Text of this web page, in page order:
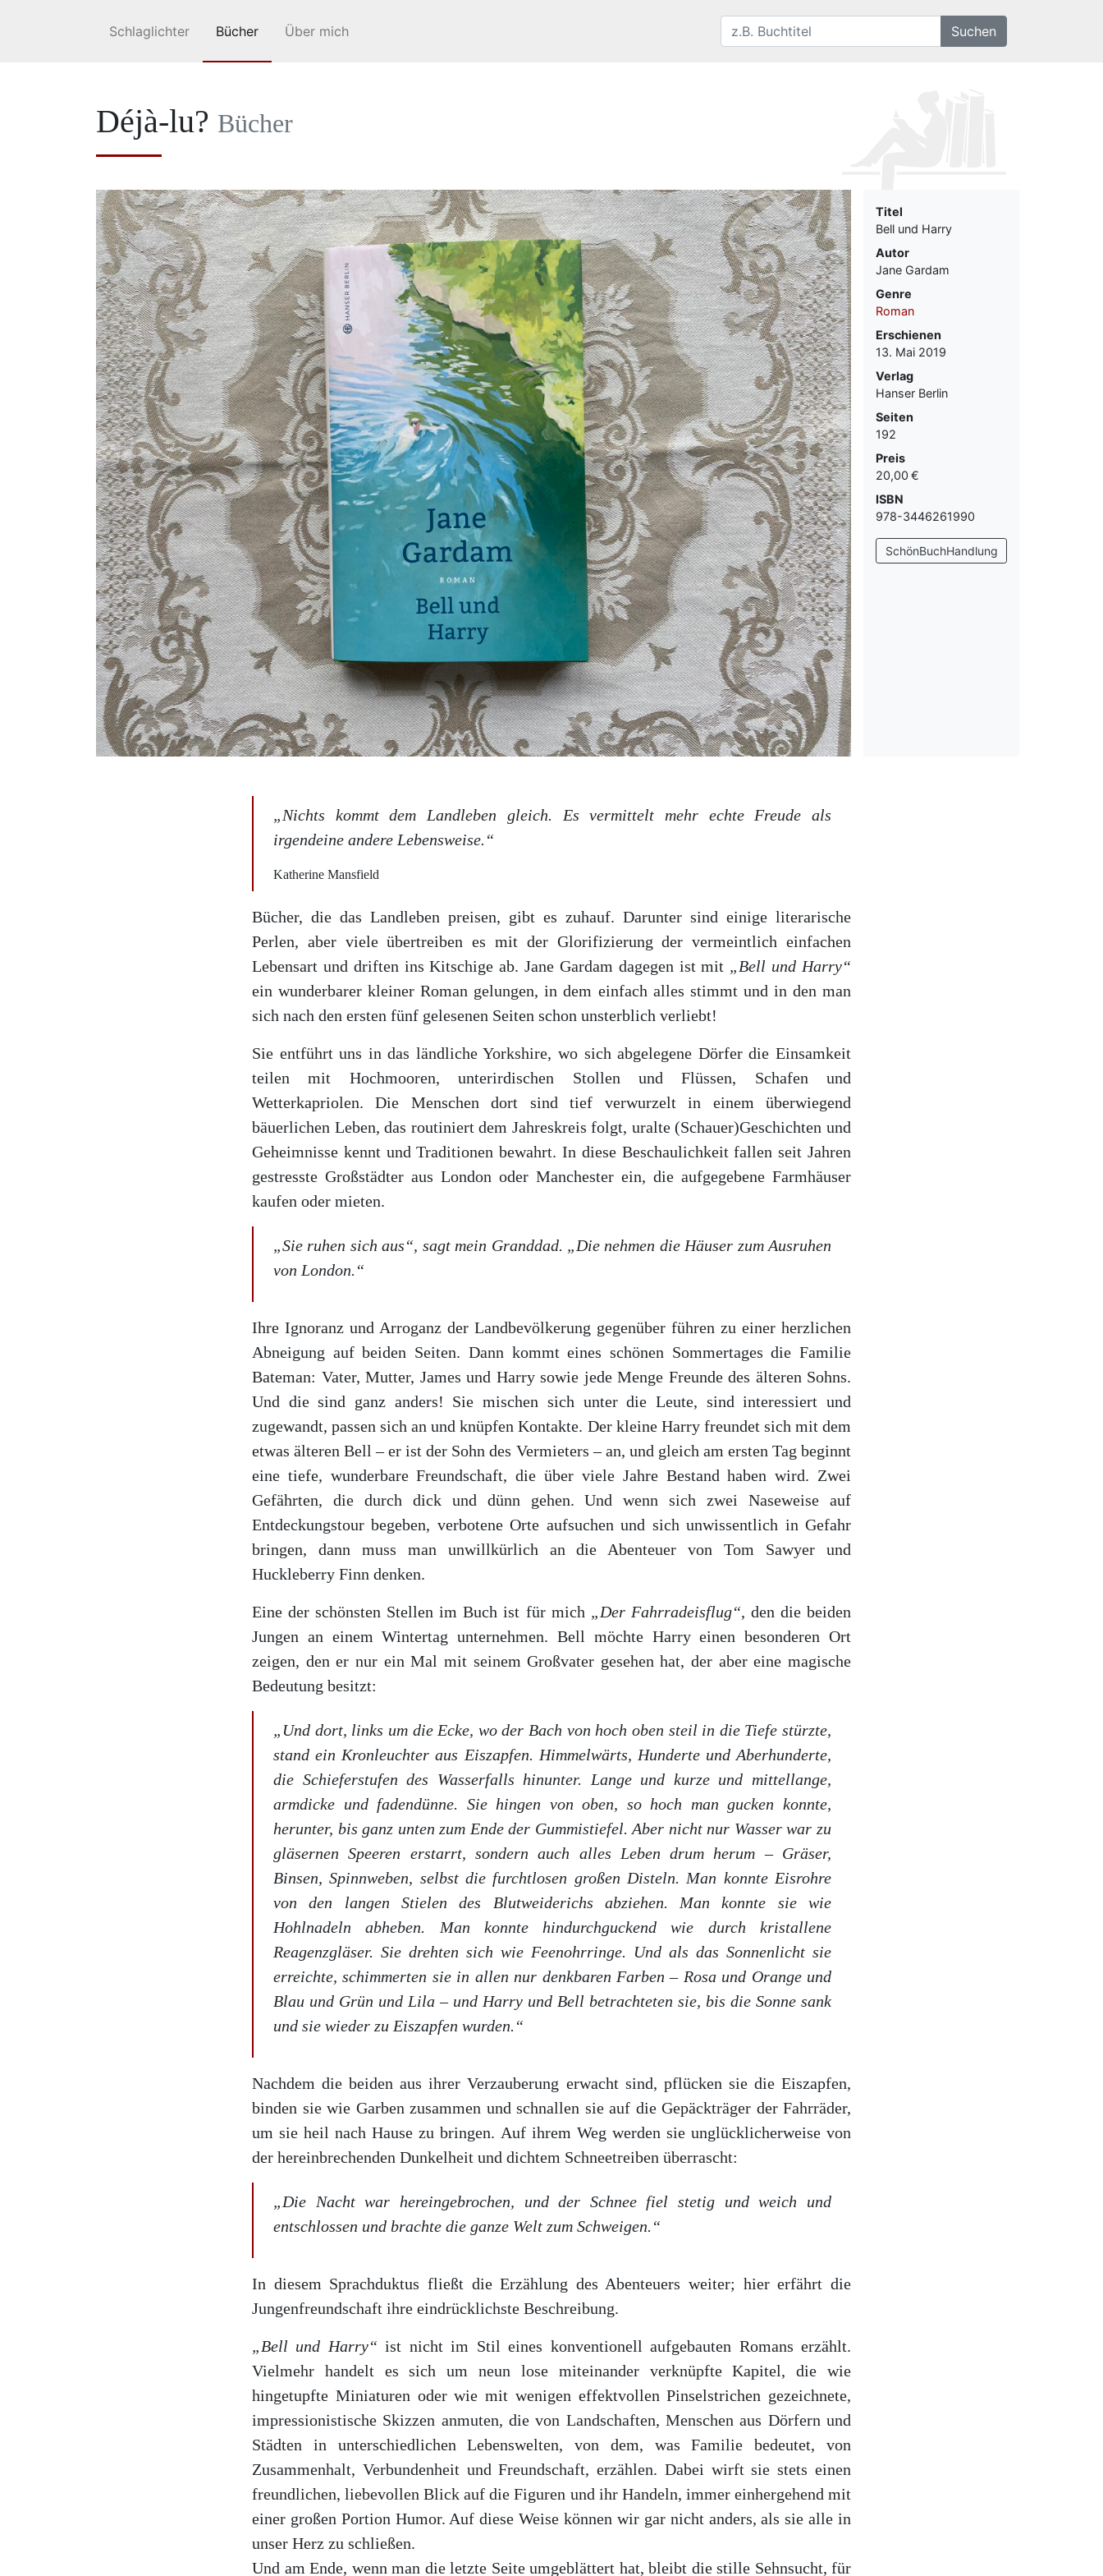
Schlaglichter Bücher Über mich
Déjà-lu? Bücher
Titel
Bell und Harry
Autor
Jane Gardam
Genre
Roman
Erschienen
13. Mai 2019
Verlag
Hanser Berlin
Seiten
192
Preis
20,00 €
ISBN
978-3446261990
SchönBuchHandlung
„Nichts kommt dem Landleben gleich. Es vermittelt mehr echte Freude als
irgendeine andere Lebensweise.“
Katherine Mansfield
Bücher, die das Landleben preisen, gibt es zuhauf. Darunter sind einige literarische
Perlen, aber viele übertreiben es mit der Glorifizierung der vermeintlich einfachen
Lebensart und driften ins Kitschige ab. Jane Gardam dagegen ist mit „Bell und Harry“
ein wunderbarer kleiner Roman gelungen, in dem einfach alles stimmt und in den man
sich nach den ersten fünf gelesenen Seiten schon unsterblich verliebt!
Sie entführt uns in das ländliche Yorkshire, wo sich abgelegene Dörfer die Einsamkeit
teilen mit Hochmooren, unterirdischen Stollen und Flüssen, Schafen und
Wetterkapriolen. Die Menschen dort sind tief verwurzelt in einem überwiegend
bäuerlichen Leben, das routiniert dem Jahreskreis folgt, uralte (Schauer)Geschichten und
Geheimnisse kennt und Traditionen bewahrt. In diese Beschaulichkeit fallen seit Jahren
gestresste Großstädter aus London oder Manchester ein, die aufgegebene Farmhäuser
kaufen oder mieten.
„Sie ruhen sich aus“, sagt mein Granddad. „Die nehmen die Häuser zum Ausruhen
von London.“
Ihre Ignoranz und Arroganz der Landbevölkerung gegenüber führen zu einer herzlichen
Abneigung auf beiden Seiten. Dann kommt eines schönen Sommertages die Familie
Bateman: Vater, Mutter, James und Harry sowie jede Menge Freunde des älteren Sohns.
Und die sind ganz anders! Sie mischen sich unter die Leute, sind interessiert und
zugewandt, passen sich an und knüpfen Kontakte. Der kleine Harry freundet sich mit dem
etwas älteren Bell – er ist der Sohn des Vermieters – an, und gleich am ersten Tag beginnt
eine tiefe, wunderbare Freundschaft, die über viele Jahre Bestand haben wird. Zwei
Gefährten, die durch dick und dünn gehen. Und wenn sich zwei Naseweise auf
Entdeckungstour begeben, verbotene Orte aufsuchen und sich unwissentlich in Gefahr
bringen, dann muss man unwillkürlich an die Abenteuer von Tom Sawyer und
Huckleberry Finn denken.
Eine der schönsten Stellen im Buch ist für mich „Der Fahrradeisflug“, den die beiden
Jungen an einem Wintertag unternehmen. Bell möchte Harry einen besonderen Ort
zeigen, den er nur ein Mal mit seinem Großvater gesehen hat, der aber eine magische
Bedeutung besitzt:
„Und dort, links um die Ecke, wo der Bach von hoch oben steil in die Tiefe stürzte,
stand ein Kronleuchter aus Eiszapfen. Himmelwärts, Hunderte und Aberhunderte,
die Schieferstufen des Wasserfalls hinunter. Lange und kurze und mittellange,
armdicke und fadendünne. Sie hingen von oben, so hoch man gucken konnte,
herunter, bis ganz unten zum Ende der Gummistiefel. Aber nicht nur Wasser war zu
gläsernen Speeren erstarrt, sondern auch alles Leben drum herum – Gräser,
Binsen, Spinnweben, selbst die furchtlosen großen Disteln. Man konnte Eisrohre
von den langen Stielen des Blutweiderichs abziehen. Man konnte sie wie
Hohlnadeln abheben. Man konnte hindurchguckend wie durch kristallene
Reagenzgläser. Sie drehten sich wie Feenohrringe. Und als das Sonnenlicht sie
erreichte, schimmerten sie in allen nur denkbaren Farben – Rosa und Orange und
Blau und Grün und Lila – und Harry und Bell betrachteten sie, bis die Sonne sank
und sie wieder zu Eiszapfen wurden.“
Nachdem die beiden aus ihrer Verzauberung erwacht sind, pflücken sie die Eiszapfen,
binden sie wie Garben zusammen und schnallen sie auf die Gepäckträger der Fahrräder,
um sie heil nach Hause zu bringen. Auf ihrem Weg werden sie unglücklicherweise von
der hereinbrechenden Dunkelheit und dichtem Schneetreiben überrascht:
„Die Nacht war hereingebrochen, und der Schnee fiel stetig und weich und
entschlossen und brachte die ganze Welt zum Schweigen.“
In diesem Sprachduktus fließt die Erzählung des Abenteuers weiter; hier erfährt die
Jungenfreundschaft ihre eindrücklichste Beschreibung.
„Bell und Harry“ ist nicht im Stil eines konventionell aufgebauten Romans erzählt.
Vielmehr handelt es sich um neun lose miteinander verknüpfte Kapitel, die wie
hingetupfte Miniaturen oder wie mit wenigen effektvollen Pinselstrichen gezeichnete,
impressionistische Skizzen anmuten, die von Landschaften, Menschen aus Dörfern und
Städten in unterschiedlichen Lebenswelten, von dem, was Familie bedeutet, von
Zusammenhalt, Verbundenheit und Freundschaft, erzählen. Dabei wirft sie stets einen
freundlichen, liebevollen Blick auf die Figuren und ihr Handeln, immer einhergehend mit
einer großen Portion Humor. Auf diese Weise können wir gar nicht anders, als sie alle in
unser Herz zu schließen.
Und am Ende, wenn man die letzte Seite umgeblättert hat, bleibt die stille Sehnsucht, für